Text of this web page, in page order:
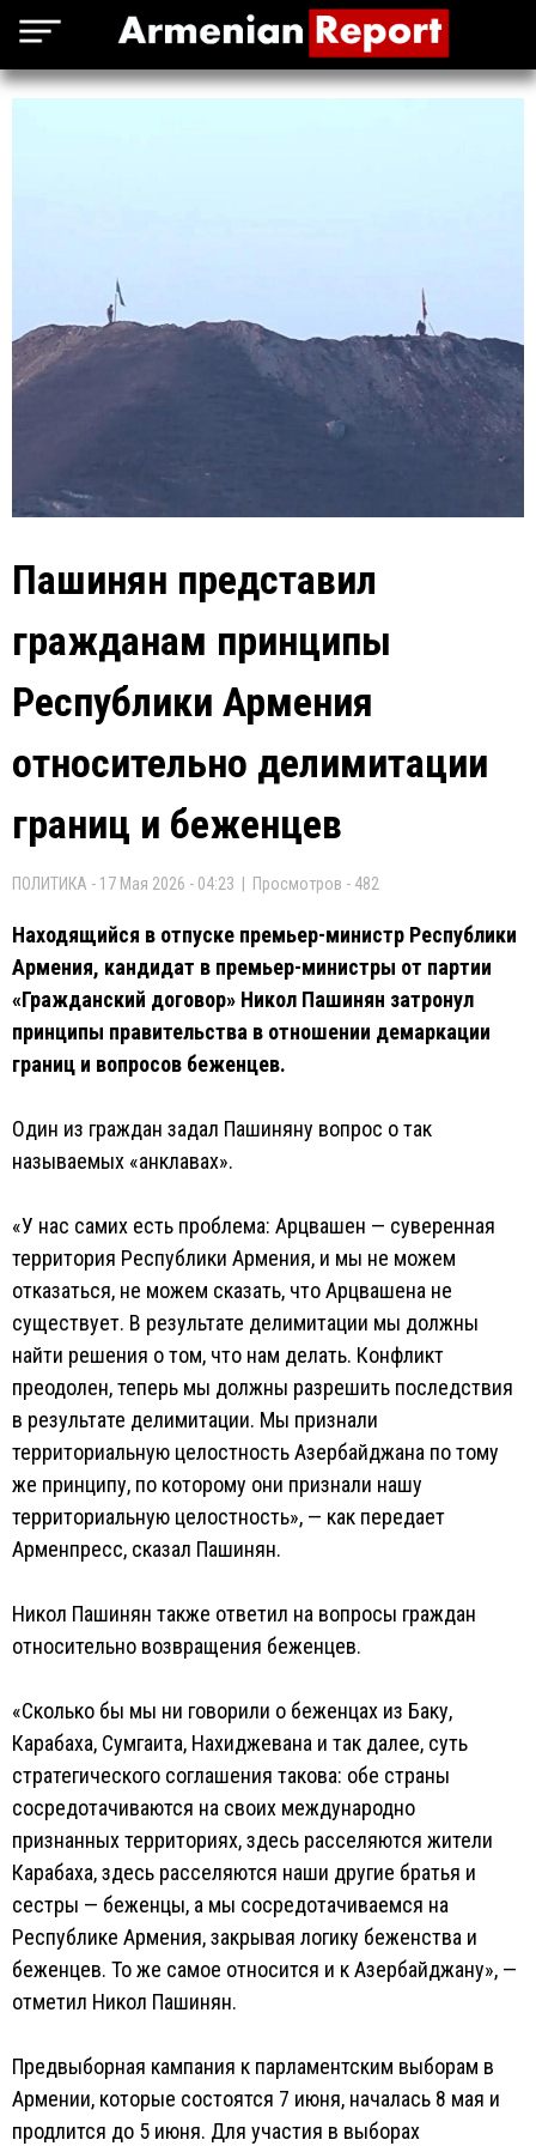
Пашинян представил
гражданам принципы
Республики Армения
относительно делимитации
границ и беженцев
ПОЛИТИКА - 17 Мая 2026 - 04:23 | Просмотров - 482
Находящийся в отпуске премьер-министр Республики
Армения, кандидат в премьер-министры от партии
«Гражданский договор» Никол Пашинян затронул
принципы правительства в отношении демаркации
границ и вопросов беженцев.
Один из граждан задал Пашиняну вопрос о так
называемых «анклавах».
«У нас самих есть проблема: Арцвашен — суверенная
территория Республики Армения, и мы не можем
отказаться, не можем сказать, что Арцвашена не
существует. В результате делимитации мы должны
найти решения о том, что нам делать. Конфликт
преодолен, теперь мы должны разрешить последствия
в результате делимитации. Мы признали
территориальную целостность Азербайджана по тому
же принципу, по которому они признали нашу
территориальную целостность», — как передает
Арменпресс, сказал Пашинян.
Никол Пашинян также ответил на вопросы граждан
относительно возвращения беженцев.
«Сколько бы мы ни говорили о беженцах из Баку,
Карабаха, Сумгаита, Нахиджевана и так далее, суть
стратегического соглашения такова: обе страны
сосредотачиваются на своих международно
признанных территориях, здесь расселяются жители
Карабаха, здесь расселяются наши другие братья и
сестры — беженцы, а мы сосредотачиваемся на
Республике Армения, закрывая логику беженства и
беженцев. То же самое относится и к Азербайджану», —
отметил Никол Пашинян.
Предвыборная кампания к парламентским выборам в
Армении, которые состоятся 7 июня, началась 8 мая и
продлится до 5 июня. Для участия в выборах